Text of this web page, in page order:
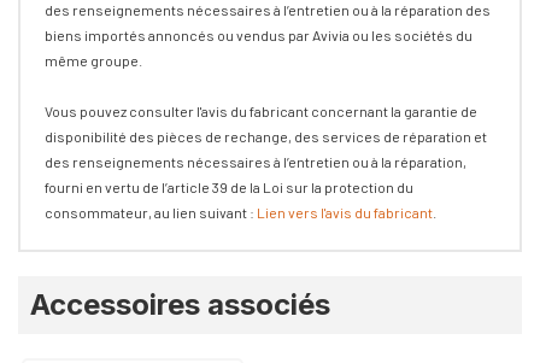
des renseignements nécessaires à l’entretien ou à la réparation des
biens importés annoncés ou vendus par Avivia ou les sociétés du
même groupe.
Vous pouvez consulter l'avis du fabricant concernant la garantie de
disponibilité des pièces de rechange, des services de réparation et
des renseignements nécessaires à l’entretien ou à la réparation,
fourni en vertu de l’article 39 de la Loi sur la protection du
consommateur, au lien suivant : Lien vers l'avis du fabricant
Accessoires associés